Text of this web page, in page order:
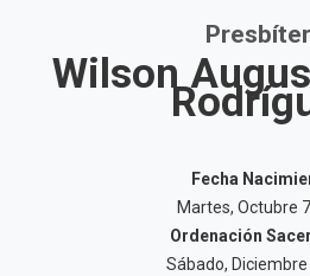
Wilson
Fecha
Martes, Octubre
Ordenación
Sábado, Diciembre